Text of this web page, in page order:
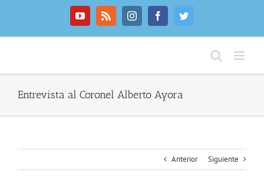
YouTubeRss InstagramFacebookTwitter
Entrevista al Coronel Alberto Ayora
Anterior Siguiente